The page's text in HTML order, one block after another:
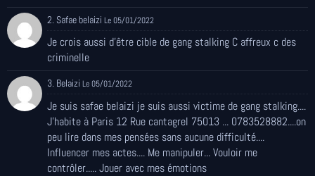
2. Safae belaizi Le 05/01/2022
Je crois aussi d'être cible de gang stalking C affreux c des
criminelle
3. Belaizi Le 05/01/2022
Je suis safae belaizi je suis aussi victime de gang stalking....
J'habite à Paris 12 Rue cantagrel 75013 ... 0783528882....on
peu lire dans mes pensées sans aucune difficulté....
Influencer mes actes.... Me manipuler... Vouloir me
contrôler..... Jouer avec mes émotions